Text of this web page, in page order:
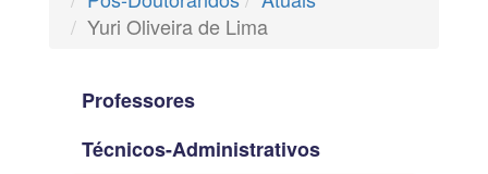
Yuri Oliveira de Lima
Professores
Técnicos-Administrativos